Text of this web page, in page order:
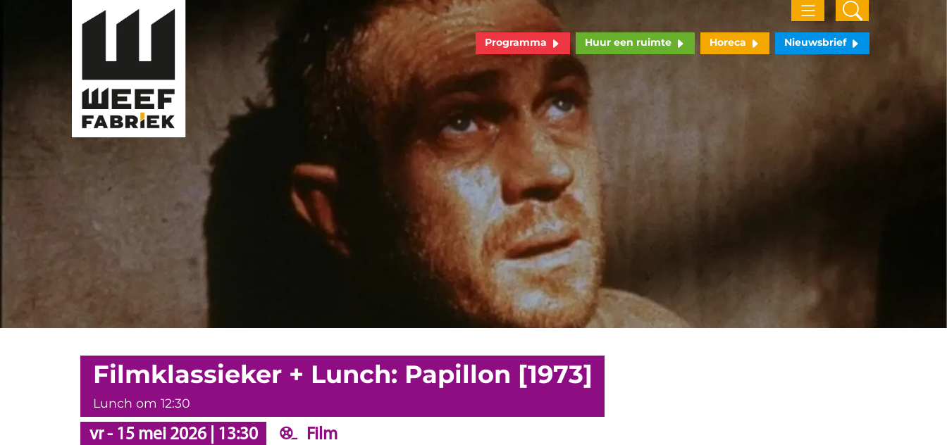
Programma Huur een ruimte Horeca Nieuwsbrief
Filmklassieker + Lunch: Papillon [1973]
Lunch om 12:30
vr- 15 mei 2026| 13:30 Film